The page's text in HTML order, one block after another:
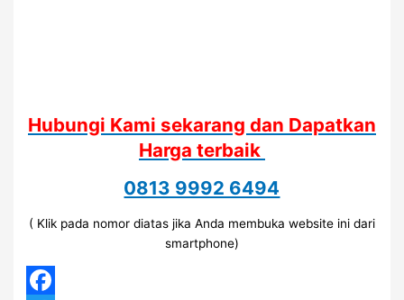
Hubungi Kami sekarang dan Dapatkan
Harga terbaik
0813 9992 6494
( Klik pada nomor diatas jika Anda membuka website ini dari
smartphone)